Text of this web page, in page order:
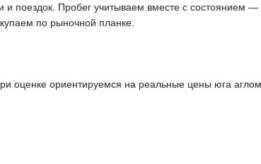
поездок. Пробег учитываем вместе с состоянием
по рыночной планке.
оценке ориентируемся на реальные цены юга